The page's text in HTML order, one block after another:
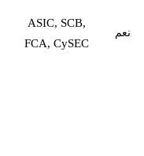
نعم
ASIC, SCB,
FCA, CySEC